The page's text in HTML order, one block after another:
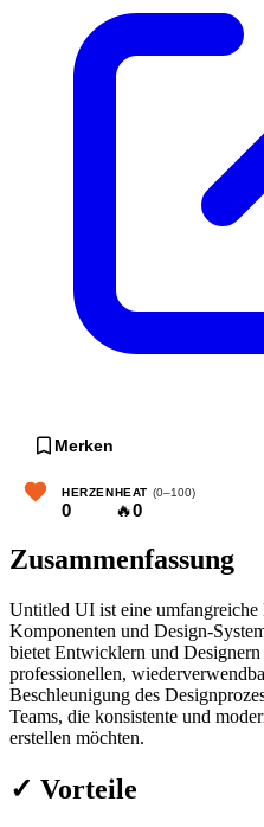
Merken
HERZEN
0
HEAT (0–100)
🔥0
Zusammenfassung
Untitled UI ist eine
Komponenten und Design-
bietet Entwicklern und
professionellen,
Beschleunigung des
Teams, die konsistente und
erstellen möchten.
✓ Vorteile